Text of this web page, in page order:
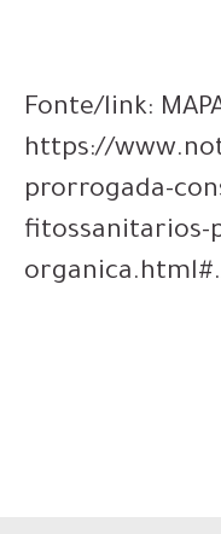
Fonte/link:
https://
prorrogada-
fitossanitarios-